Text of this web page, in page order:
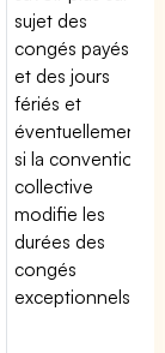
sujet des
congés payés
et des jours
fériés et
éventuellement
si la convention
collective
modifie les
durées des
congés
exceptionnels.